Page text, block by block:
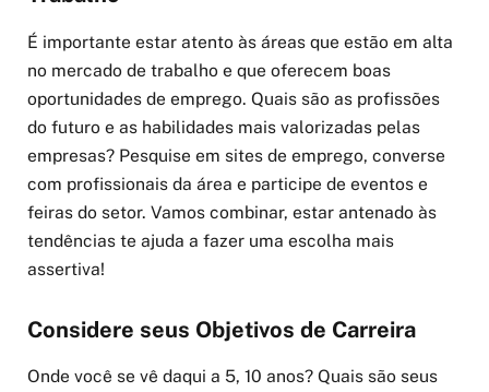
É importante estar atento às áreas que estão em alta
no mercado de trabalho e que oferecem boas
oportunidades de emprego. Quais são as profissões
do futuro e as habilidades mais valorizadas pelas
empresas? Pesquise em sites de emprego, converse
com profissionais da área e participe de eventos e
feiras do setor. Vamos combinar, estar antenado às
tendências te ajuda a fazer uma escolha mais
assertiva!
Considere seus Objetivos de Carreira
Onde você se vê daqui a 5, 10 anos? Quais são seus